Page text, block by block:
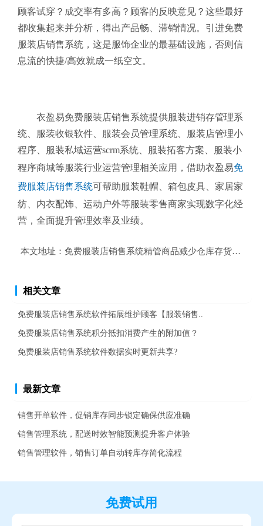
顾客试穿？成交率有多高？顾客的反映意见？这些最好
都收集起来并分析，得出产品畅、滞销情况。引进免费
服装店销售系统 ，这是服饰企业的最基础设施，否则信
息流的快捷/高效就成一纸空文。
衣盈易免费服装店销售系统提供服装进销存管理系
统、服装收银软件、服装会员管理系统、服装店管理小
程序、服装私域运营scrm系统、服装拓客方案、服装小
程序商城等服装行业运营管理相关应用，借助衣盈易免
费服装店销售系统可帮助服装鞋帽、箱包皮具、家居家
纺、内衣配饰、运动户外等服装零售商家实现数字化经
营，全面提升管理效率及业绩。
本文地址： 免费服装店销售系统精管商品减少仓库存货量？
相关文章
免费服装店销售系统软件拓展维护顾客【服装销售..
免费服装店销售系统积分抵扣消费产生的附加值？
免费服装店销售系统软件数据实时更新共享?
最新文章
销售开单软件，促销库存同步锁定确保供应准确
销售管理系统，配送时效智能预测提升客户体验
销售管理软件，销售订单自动转库存简化流程
免费试用